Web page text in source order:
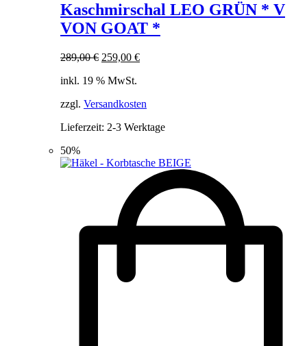
Kaschmirschal LEO GRÜN * V
VON GOAT *
289,00€ Ursprünglicher
war:
259,00 €Aktueller
inkl. 19 % MwSt.
zzgl. Versandkosten
Lieferzeit: 2-3 Werktage
50%